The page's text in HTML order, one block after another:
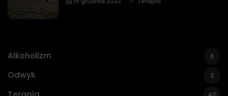
Alkoholizm 8
Odwyk 3